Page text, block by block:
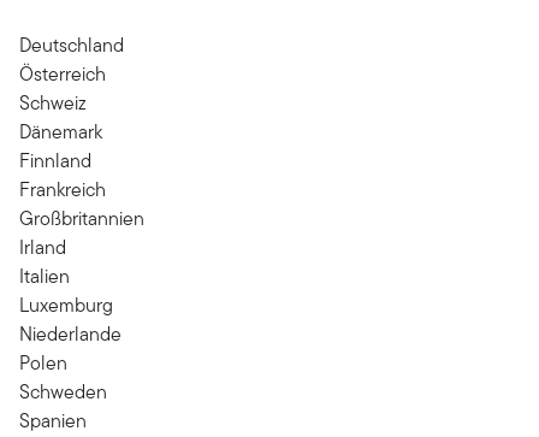
Deutschland
Österreich
Schweiz
Dänemark
Finnland
Frankreich
Großbritannien
Irland
Italien
Luxemburg
Niederlande
Polen
Schweden
Spanien